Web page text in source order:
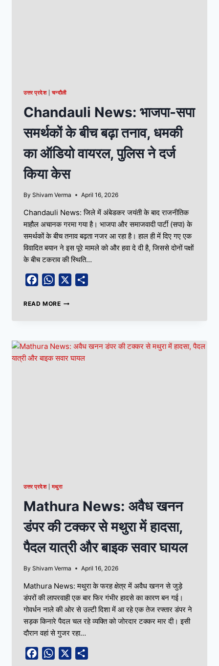
उत्तर प्रदेश|चन्दौली
Chandauli News: भाजपा-सपा
समर्थकों के बीच बढ़ा तनाव, धमकी
का ऑडियो वायरल, पुलिस ने दर्ज
किया केस
By Shivam Verma April 16, 2026
Chandauli News: जिले में अंबेडकर जयंती के बाद राजनीतिक
माहौल अचानक गरमा गया है। भाजपा और समाजवादी पार्टी (सपा) के
समर्थकों के बीच तनाव बढ़ता नजर आ रहा है। हाल ही में दिए गए एक
विवादित बयान ने इस पूरे मामले को और हवा दे दी है, जिससे दोनों पक्षों
के बीच टकराव की स्थिति…
FacebookWhatsApp
READ MORE
उत्तर प्रदेश|मथुरा
Mathura News: अवैध खनन
डंपर की टक्कर से मथुरा में हादसा,
पैदल यात्री और बाइक सवार घायल
By Shivam Verma April 16, 2026
Mathura News: मथुरा के फरह क्षेत्र में अवैध खनन से जुड़े
डंपरों की लापरवाही एक बार फिर गंभीर हादसे का कारण बन गई।
गोवर्धन नाले की ओर से उल्टी दिशा में आ रहे एक तेज रफ्तार डंपर ने
सड़क किनारे पैदल चल रहे व्यक्ति को जोरदार टक्कर मार दी। इसी
दौरान वहां से गुजर रहा…
FacebookWhatsApp